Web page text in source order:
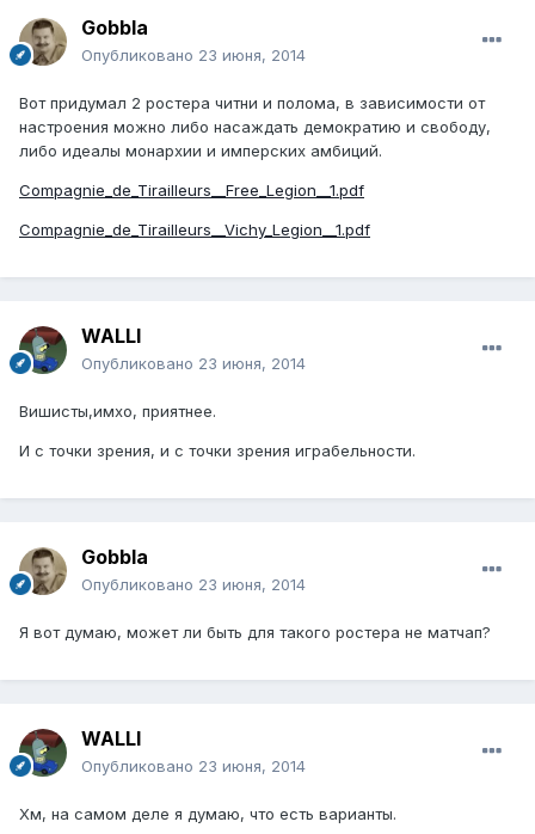
Gobbla
Опубликовано 23 июня, 2014
Вот придумал 2 ростера читни и полома, в зависимости от
настроения можно либо насаждать демократию и свободу,
либо идеалы монархии и имперских амбиций.
Compagnie_de_Tirailleurs__Free_Legion__1.pdf
Compagnie_de_Tirailleurs__Vichy_Legion__1.pdf
WALLI
Опубликовано 23 июня, 2014
Вишисты,имхо, приятнее.
И с точки зрения, и с точки зрения играбельности.
Gobbla
Опубликовано 23 июня, 2014
Я вот думаю, может ли быть для такого ростера не матчап?
WALLI
Опубликовано 23 июня, 2014
Хм, на самом деле я думаю, что есть варианты.